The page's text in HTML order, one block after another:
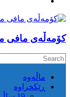
كۆمه‌ڵه‌ی مافی
ماڵه‌وه‌
ڕێکخراوە